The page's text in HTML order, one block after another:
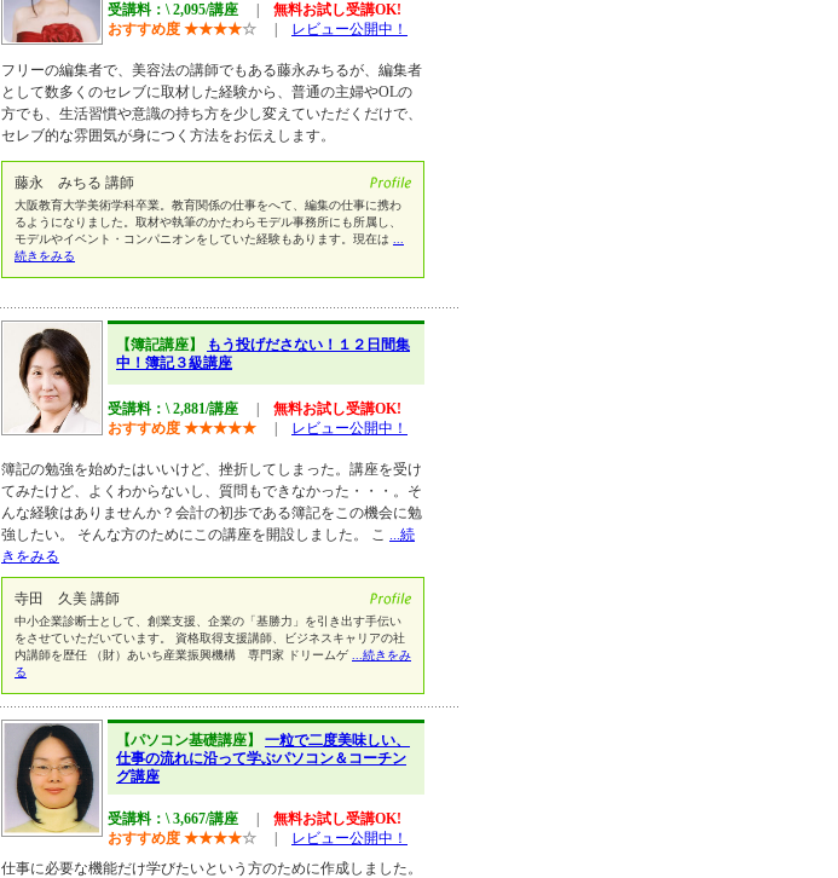
受講料：\ 2,095/講座
無料お試し受講OK!
おすすめ度 ★★★★☆ レビュー公開中！
フリーの編集者で、美容法の講師でもある藤永みちるが、編集者
として数多くのセレブに取材した経験から、普通の主婦やOLの
方でも、生活習慣や意識の持ち方を少し変えていただくだけで、
セレブ的な雰囲気が身につく方法をお伝えします。
藤永 みちる 講師
大阪教育大学美術学科卒業。教育関係の仕事をへて、編集の仕事に携わ
るようになりました。取材や執筆のかたわらモデル事務所にも所属し、
モデルやイベント・コンパニオンをしていた経験もあります。現在は
続きをみる
【簿記講座】
もう投げださない！１２日間集
中！簿記３級講座
受講料：\ 2,881/講座
無料お試し受講OK!
おすすめ度 ★★★★★ レビュー公開中！
簿記の勉強を始めたはいいけど、挫折してしまった。講座を受け
てみたけど、よくわからないし、質問もできなかった・・・。そ
んな経験はありませんか？会計の初歩である簿記をこの機会に勉
強したい。 そんな方のためにこの講座を開設しました。 こ ...続
きをみる
寺田 久美 講師
中小企業診断士として、創業支援、企業の「基勝力」を引き出す手伝い
をさせていただいています。 資格取得支援講師、ビジネスキャリアの社
内講師を歴任 （財）あいち産業振興機構 専門家 ドリームゲ
...続きをみ
る
【パソコン基礎講座】 一粒で二度美味しい、
仕事の流れに沿って学ぶパソコン＆コーチン
グ講座
受講料：\ 3,667/講座
無料お試し受講OK!
おすすめ度 ★★★★☆
レビュー公開中！
仕事に必要な機能だけ学びたいという方のために作成しました。